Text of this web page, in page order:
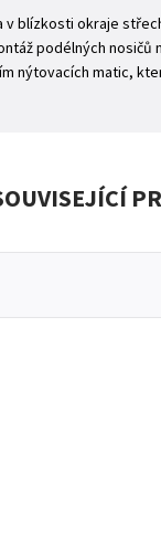
blízkosti okraje
podélných
nýtovacích matic,